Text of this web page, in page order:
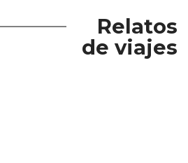
Relatos
de viajes